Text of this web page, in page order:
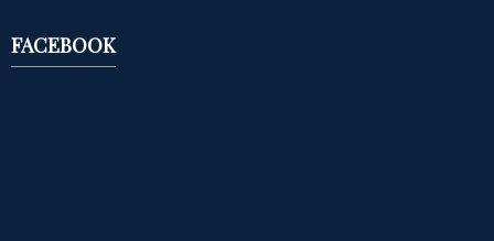
FACEBOOK